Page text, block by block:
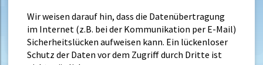
Wir weisen darauf hin, dass die Datenübertragung
im Internet (z.B. bei der Kommunikation per E-Mail)
Sicherheitslücken aufweisen kann. Ein lückenloser
Schutz der Daten vor dem Zugriff durch Dritte ist